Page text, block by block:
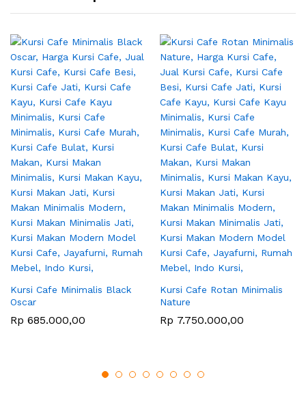
Kursi Cafe Minimalis Black
Oscar
Rp 685.000,00
Kursi Cafe Rotan Minimalis
Nature
Rp 7.750.000,00